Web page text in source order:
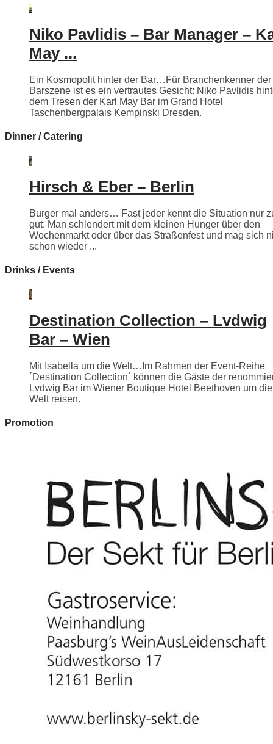
Niko Pavlidis – Bar Manager –
May ...
Ein Kosmopolit hinter der Bar…Für Branchenkenner der
Barszene ist es ein vertrautes Gesicht: Niko Pavlidis
dem Tresen der Karl May Bar im Grand Hotel
Taschenbergpalais Kempinski Dresden.
Dinner / Catering
Hirsch & Eber – Berlin
Burger mal anders… Fast jeder kennt die Situation nur
gut: Man schlendert mit dem kleinen Hunger über den
Wochenmarkt oder über das Straßenfest und mag sich
schon wieder ...
Drinks / Events
Destination Collection – Lvdwig
Bar – Wien
Mit Isabella um die Welt…Im Rahmen der Event-Reihe
´Destination Collection´ können die Gäste der
Lvdwig Bar im Wiener Boutique Hotel Beethoven um die
Welt reisen.
Promotion